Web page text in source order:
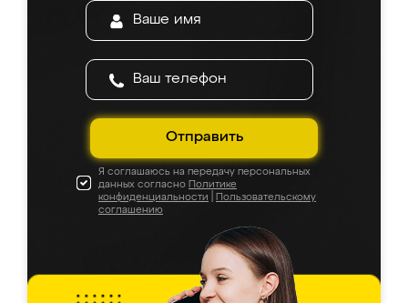
Отправить
Я соглашаюсь на передачу персональных
данных согласно Политике
конфиденциальности
Пользовательскому
соглашению